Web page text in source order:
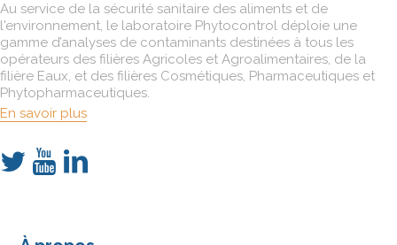
Au service de la sécurité sanitaire des aliments et de
l'environnement, le laboratoire Phytocontrol déploie une
gamme d’analyses de contaminants destinées à tous les
opérateurs des filières Agricoles et Agroalimentaires, de la
filière Eaux, et des filières Cosmétiques, Pharmaceutiques et
Phytopharmaceutiques.
En savoir plus